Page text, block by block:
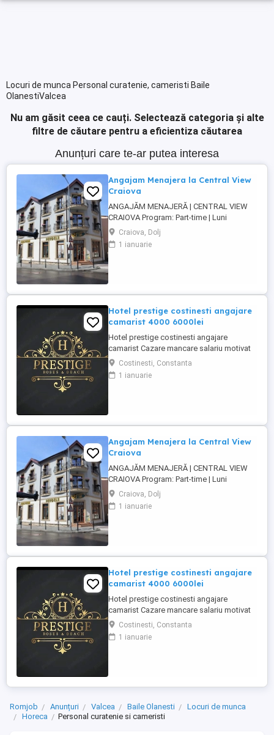
Locuri de munca Personal curatenie, cameristi Baile
OlanestiValcea
Nu am găsit ceea ce cauți. Selectează categoria și alte
filtre de căutare pentru a eficientiza căutarea
Anunțuri care te-ar putea interesa
Angajam Menajera la Central View
Craiova
ANGAJĂM MENAJERĂ | CENTRAL VIEW
CRAIOVA Program: Part-time | Luni
Sambata | 11:00 15:00 Locație: Strada
Arieș 2B, Craiova (zona centrală) Suntem
o cazare boutique în centrul Craiovei și
Craiova, Dolj
1 ianuarie
Hotel prestige costinesti angajare
camarist 4000 6000lei
Hotel prestige costinesti angajare
camarist Cazare mancare salariu motivat
4000 6000
Costinesti, Constanta
1 ianuarie
Angajam Menajera la Central View
Craiova
ANGAJĂM MENAJERĂ | CENTRAL VIEW
CRAIOVA Program: Part-time | Luni
Sambata | 11:00 15:00 Locație: Strada
Arieș 2B, Craiova (zona centrală) Suntem
o cazare boutique în centrul Craiovei și
Craiova, Dolj
1 ianuarie
Hotel prestige costinesti angajare
camarist 4000 6000lei
Hotel prestige costinesti angajare
camarist Cazare mancare salariu motivat
4000 6000
Costinesti, Constanta
1 ianuarie
Romjob Anunțuri Valcea Baile Olanesti
Locuri de munca
Horeca
Personal curatenie si cameristi